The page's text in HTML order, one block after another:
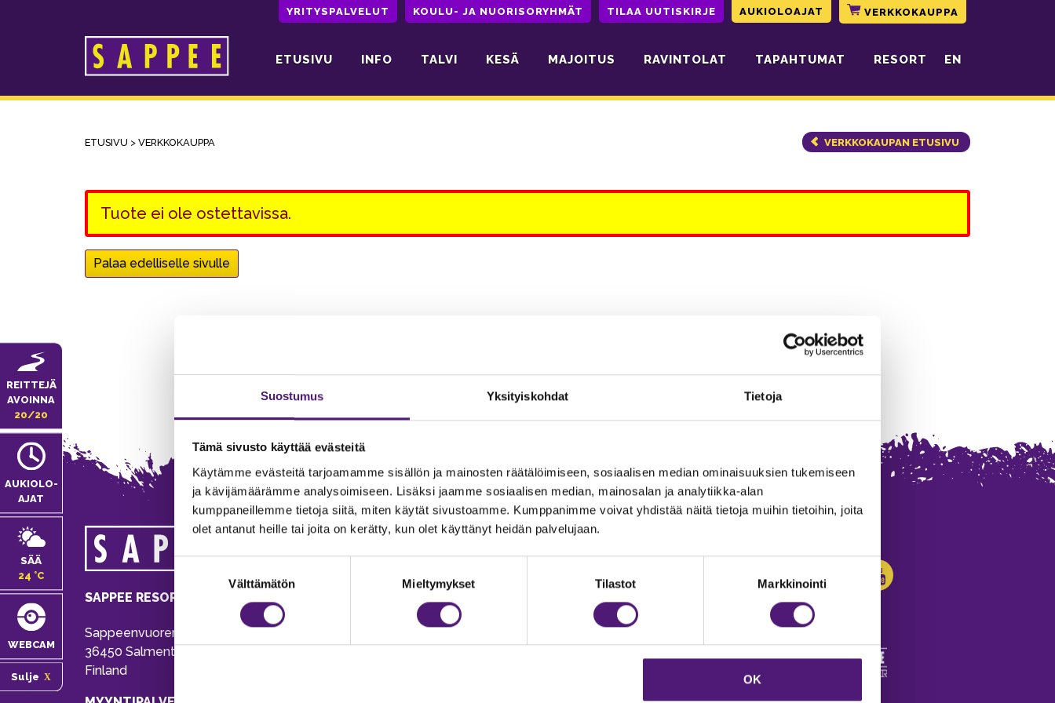
Suostumus Yksityiskohdat Tietoja
Tämä sivusto käyttää evästeitä
Käytämme evästeitä tarjoamamme sisällön ja mainosten räätälöimiseen, sosiaalisen median ominaisuuksien tukemiseen
ja kävijämäärämme analysoimiseen. Lisäksi jaamme sosiaalisen median, mainosalan ja analytiikka-alan
kumppaneillemme tietoja siitä, miten käytät sivustoamme. Kumppanimme voivat yhdistää näitä tietoja muihin tietoihin, joita
olet antanut heille tai joita on kerätty, kun olet käyttänyt heidän palvelujaan.
Välttämätön Mieltymykset Tilastot Markkinointi
OK
YRITYSPALVELUT KOULU- JA NUORISORYHMÄT TILAA UUTISKIRJE AUKIOLOAJAT VERKKOKAUPPA
Päävalikko ETUSIVU INFO TALVI KESÄ MAJOITUS RAVINTOLAT TAPAHTUMAT RESORT EN
REITTEJÄ
AVOINNA
20/20
AUKIOLO­
AJAT
SÄÄ
24 °C
WEBCAM
Sulje
ETUSIVU > VERKKOKAUPPA VERKKOKAUPAN ETUSIVU
Tuote ei ole ostettavissa.
Palaa edelliselle sivulle
SAPPEE RESORT
Sappeenvuorentie 200
36450 Salmentaka, Pälkäne
Finland
MAJOITUS
020 755 9975
majoitus@sappee.fi
Vastuullisuus
Avoimet työpaikat
Anna palautetta
Evästeasetukset